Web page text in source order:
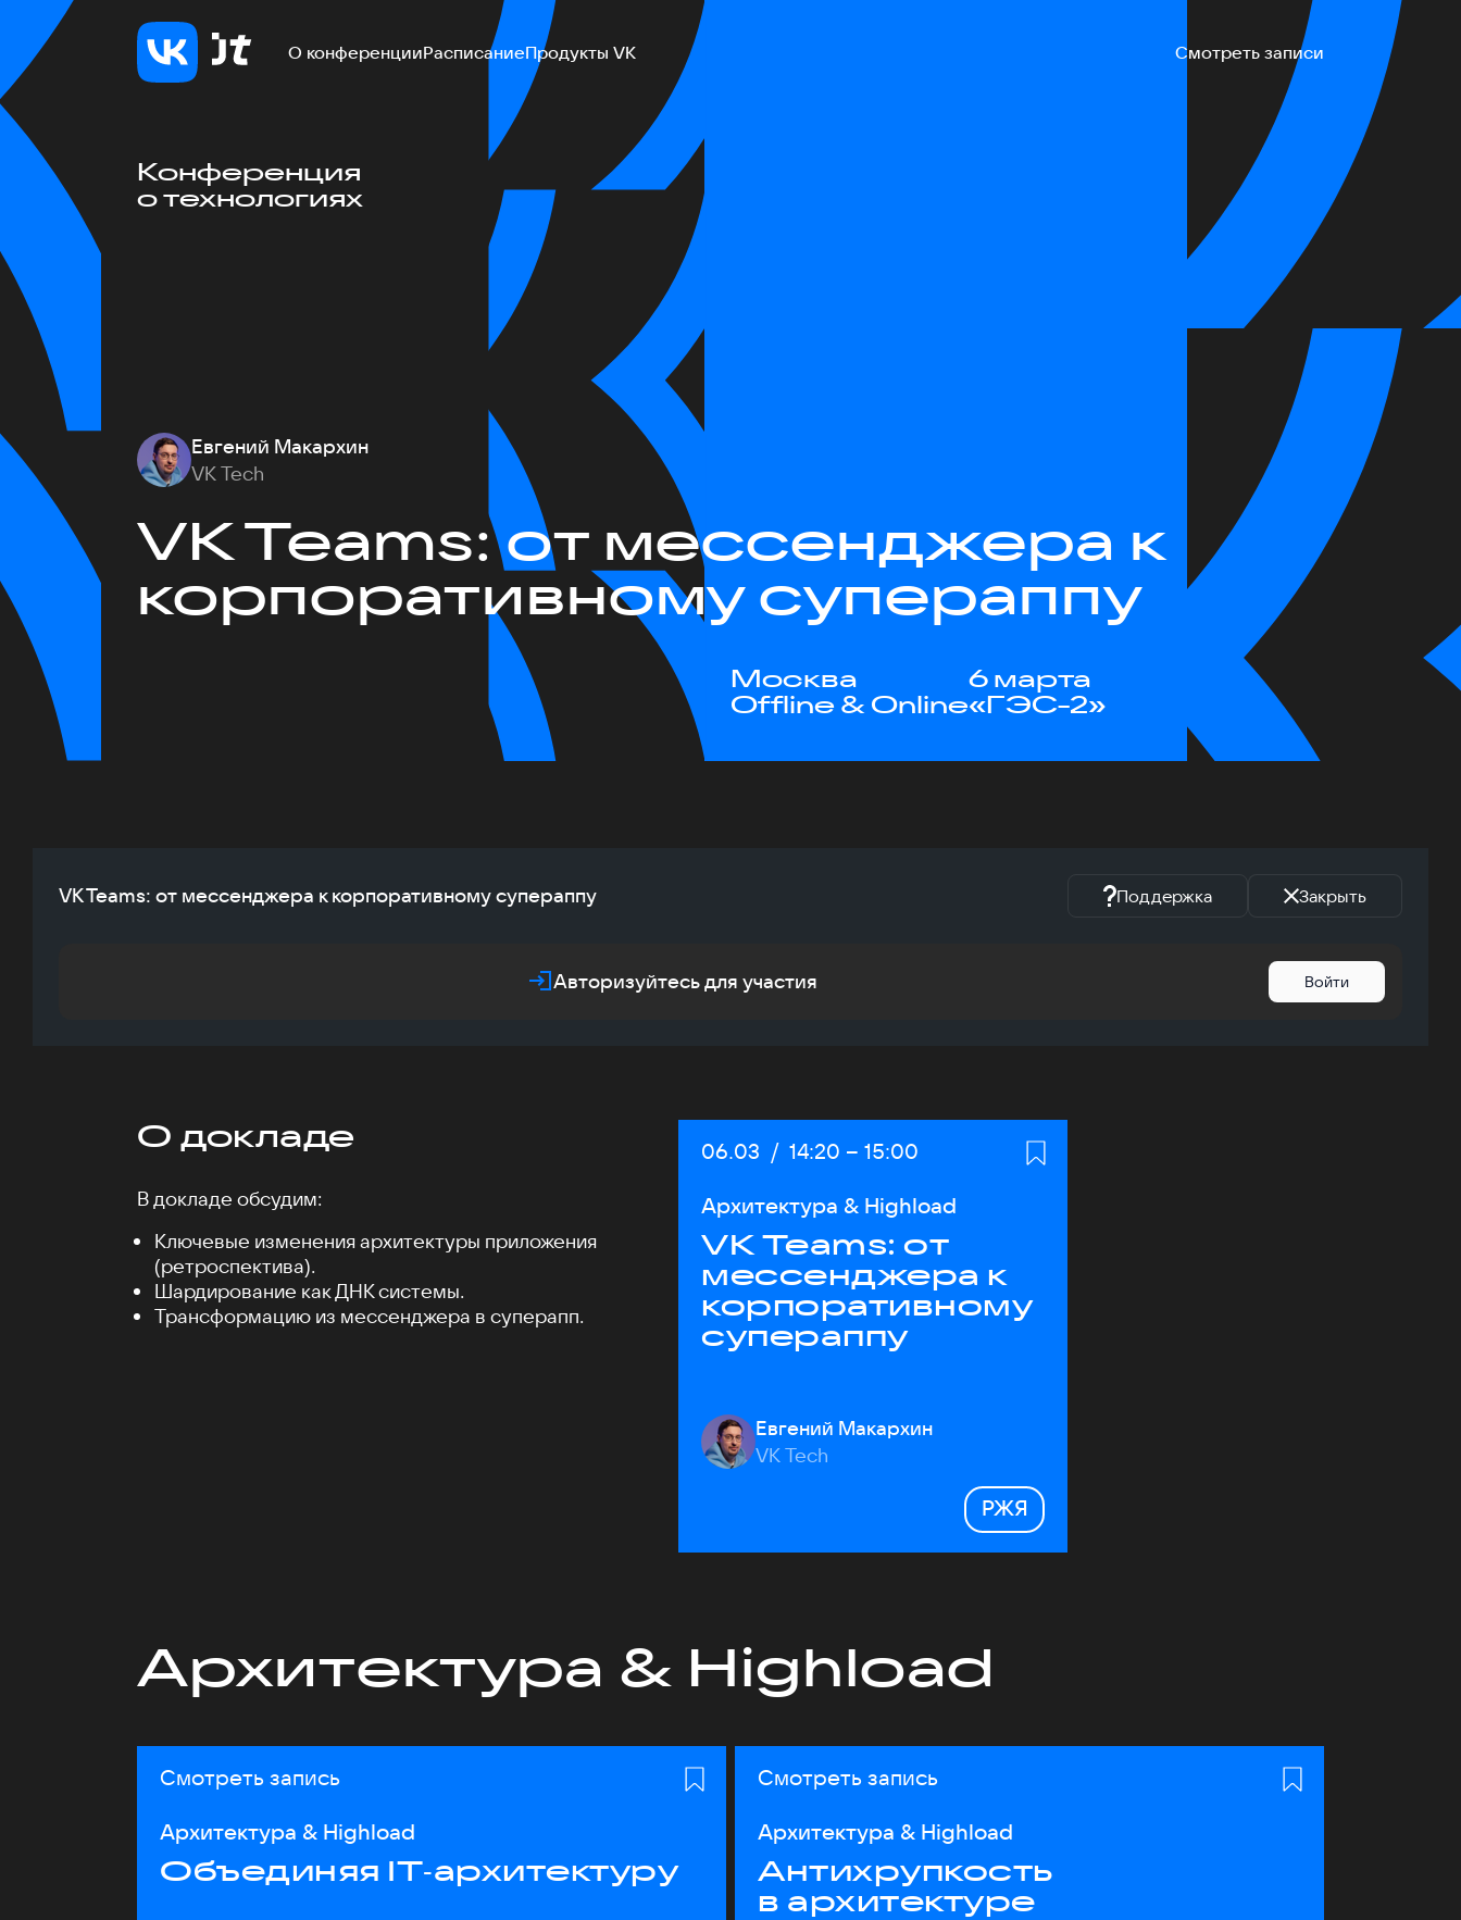
О конференцииРасписаниеПродукты VK Смотреть записи
Конференция
о технологиях
Евгений Макархин
VK Tech
VK Teams: от мессенджера к
корпоративному супераппу
Москва
Offline & Online
6 марта
«ГЭС-2»
VK Teams: от мессенджера к корпоративному супераппу Поддержка Закрыть
Авторизуйтесь для участия Войти
О докладе
В докладе обсудим:
Ключевые изменения архитектуры приложения
(ретроспектива).
Шардирование как ДНК системы.
Трансформацию из мессенджера в суперапп.
Дата:
06.03 / Начало:
14:20 – Конец:
15:00
Архитектура & Highload
VK Teams: от
мессенджера к
корпоративному
супераппу
Евгений Макархин
VK Tech
РЖЯ
Архитектура & Highload
Смотреть запись
Архитектура & Highload
Объединяя IT‑архитектуру
Смотреть запись
Архитектура & Highload
Антихрупкость
в архитектуре